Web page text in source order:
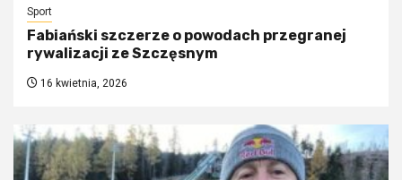
Sport
Fabiański szczerze o powodach przegranej
rywalizacji ze Szczęsnym
16 kwietnia, 2026